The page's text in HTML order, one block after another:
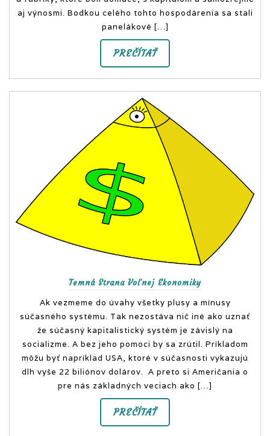
aj výnosmi. Bodkou celého tohto hospodárenia sa stali
panelákové […]
PREČÍTAŤ
Temná Strana Voľnej Ekonomiky
Ak vezmeme do úvahy všetky plusy a mínusy
súčasného systému. Tak nezostáva nič iné ako uznať
že súčasný kapitalistický systém je závislý na
socializme. A bez jeho pomoci by sa zrútil. Príkladom
môžu byť napríklad USA, ktoré v súčasnosti vykazujú
dlh vyše 22 biliónov dolárov. A preto si Američania o
pre nás základných veciach ako […]
PREČÍTAŤ